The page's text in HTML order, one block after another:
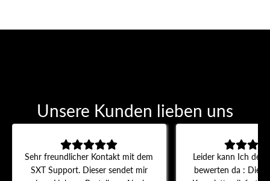
Unsere Kunden lieben uns
Sehr freundlicher Kontakt mit dem
SXT Support. Dieser sendet mir
Leider kann Ich den
bewerten da : Die